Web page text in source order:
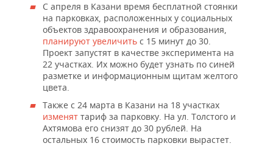
С апреля в Казани время бесплатной стоянки
на парковках, расположенных у социальных
объектов здравоохранения и образования,
планируют увеличить с 15 минут до 30.
Проект запустят в качестве эксперимента на
22 участках. Их можно будет узнать по синей
разметке и информационным щитам желтого
цвета.
Также с 24 марта в Казани на 18 участках
изменят тариф за парковку. На ул. Толстого и
Ахтямова его снизят до 30 рублей. На
остальных 16 стоимость парковки вырастет.